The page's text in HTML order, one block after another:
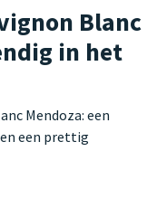
Blanc
in het
Mendoza: een
een prettig